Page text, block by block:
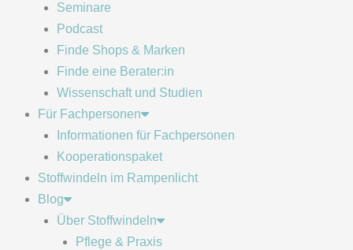
Seminare
Podcast
Finde Shops & Marken
Finde eine Berater:in
Wissenschaft und Studien
Für Fachpersonen
Informationen für Fachpersonen
Kooperationspaket
Stoffwindeln im Rampenlicht
Blog
Über Stoffwindeln
Pflege & Praxis